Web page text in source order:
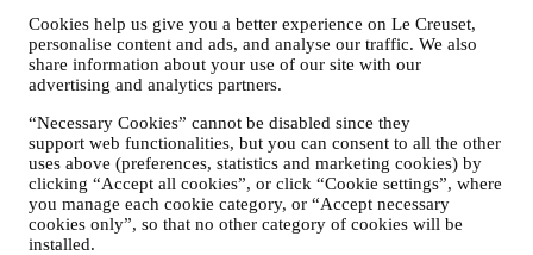
Cookies help us give you a better experience on Le Creuset,
personalise content and ads, and analyse our traffic. We also
share information about your use of our site with our
advertising and analytics partners.
“Necessary Cookies” cannot be disabled since they
support web functionalities, but you can consent to all the other
uses above (preferences, statistics and marketing cookies) by
clicking “Accept all cookies”, or click “Cookie settings”, where
you manage each cookie category, or “Accept necessary
cookies only”, so that no other category of cookies will be
installed.
préférences collectées lors de votre abonnement à nos
communications marketing personnalisées. Nous utilisons ces
informations pour gérer notre publicité sur d’autres sites,
accorder l’accès à des contenus spécifiques, personnaliser le
vous avez choisi de souscrire à nos communications
marketing, pour vous adresser des communications/ messages
pertinents dont nous sommes convaincus qu’ils pourraient
vous intéresser. Il n’y aura aucun autre effet. L’usage des
cookies est soumis à votre consentement. Si vous ne souhaitez
pas recevoir ces informations, utilisées pour vous adresser des